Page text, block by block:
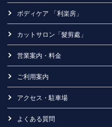
ボディケア 「利楽房」
カットサロン「髮剪處」
営業案内・料金
ご利用案内
アクセス・駐車場
よくある質問